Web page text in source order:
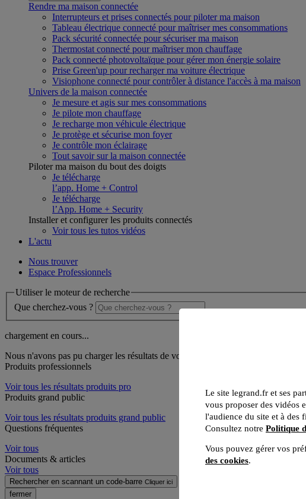
Rendre ma maison connectée
Interrupteurs et prises connectés pour piloter ma maison
Tableau électrique connecté pour maîtriser mes consommations
Pack sécurité connectée pour sécuriser ma maison
Thermostat connecté pour maîtriser mon chauffage
Pack connecté photovoltaïque pour gérer mon énergie solaire
Prise Green'up pour recharger ma voiture électrique
Visiophone connecté pour contrôler à distance l'accès à ma maison
Univers de la maison connectée
Je mesure et agis sur mes consommations
Je pilote mon chauffage
Je recharge mon véhicule électrique
Je protège et sécurise mon foyer
Je contrôle mon éclairage
Tout savoir sur la maison connectée
Piloter ma maison du bout des doigts
Je télécharge
l’app. Home + Control
Je télécharge
l’App. Home + Security
Installer et configurer les produits connectés
Voir tous les tutos vidéos
L'actu
Nous trouver
Espace Professionnels
Utiliser le moteur de recherche
Que cherchez-vous ?
chargement en cours...
Nous n'avons pas pu charger les résultats de votre recherche
Produits professionnels
Voir tous les résultats produits pro
Produits grand public
Voir tous les résultats produits grand public
Questions fréquentes
Voir tous
Documents & articles
Voir tous
Rechercher en scannant un code-barre Cliquer ici
fermer
Le site legrand.fr et ses
vous proposer des vidéos
l'audience du site et à des
Consultez notre Politique
Vous pouvez gérer vos
des cookies.